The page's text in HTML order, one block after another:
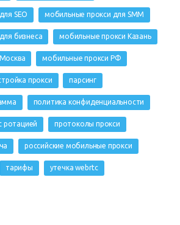
SEO мобильные прокси для SMM
бизнеса мобильные прокси Казань
мобильные прокси РФ
прокси парсинг
политика конфиденциальности
ротацией протоколы прокси
российские мобильные прокси
тарифы утечка webrtc